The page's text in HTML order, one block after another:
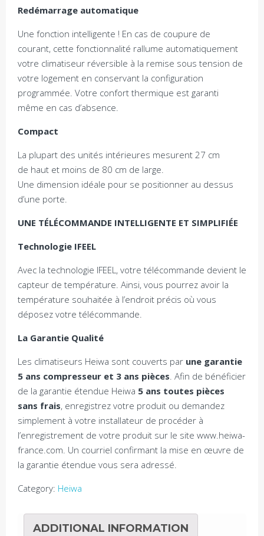
Redémarrage automatique
Une fonction intelligente ! En cas de coupure de
courant, cette fonctionnalité rallume automatiquement
votre climatiseur réversible à la remise sous tension de
votre logement en conservant la configuration
programmée. Votre confort thermique est garanti
même en cas d’absence.
Compact
La plupart des unités intérieures mesurent 27 cm
de haut et moins de 80 cm de large.
Une dimension idéale pour se positionner au dessus
d’une porte.
UNE TÉLÉCOMMANDE INTELLIGENTE ET SIMPLIFIÉE
Technologie IFEEL
Avec la technologie IFEEL, votre télécommande devient le
capteur de température. Ainsi, vous pourrez avoir la
température souhaitée à l’endroit précis où vous
déposez votre télécommande.
La Garantie Qualité
Les climatiseurs Heiwa sont couverts par une garantie
5 ans compresseur et 3 ans pièces. Afin de bénéficier
de la garantie étendue Heiwa 5 ans toutes pièces
sans frais, enregistrez votre produit ou demandez
simplement à votre installateur de procéder à
l’enregistrement de votre produit sur le site www.heiwa-
france.com. Un courriel confirmant la mise en œuvre de
la garantie étendue vous sera adressé.
Category: Heiwa
ADDITIONAL INFORMATION